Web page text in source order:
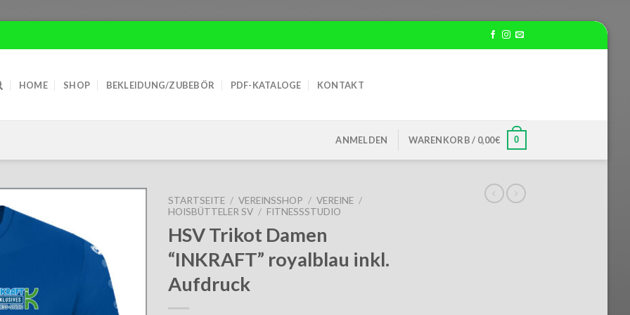
HOME SHOP BEKLEIDUNG/ZUBEBÖR PDF-KATALOGE KONTAKT
ANMELDEN WARENKORB / 0,00€ 0
STARTSEITE / VEREINSSHOP / VEREINE /
HOISBÜTTELER SV / FITNESSSTUDIO
HSV Trikot Damen
“INKRAFT” royalblau inkl.
Aufdruck